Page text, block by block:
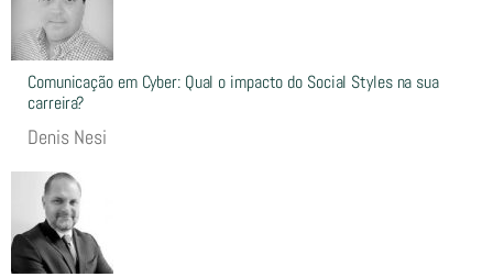
Comunicação em Cyber: Qual o impacto do Social Styles na sua
carreira?
Denis Nesi